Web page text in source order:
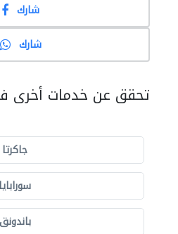
شارك
شارك
تحقق عن خدمات أخرى
جاكرتا
سورابايا
باندونق